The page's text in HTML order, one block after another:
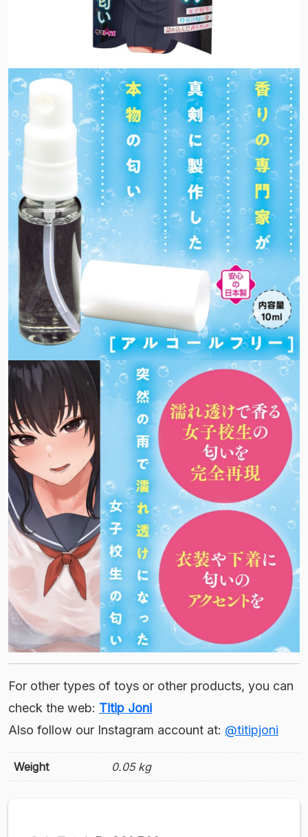
For other types of toys or other products, you can
check the web: Titip Joni
Also follow our Instagram account at: @titipjoni
Weight 0.05 kg